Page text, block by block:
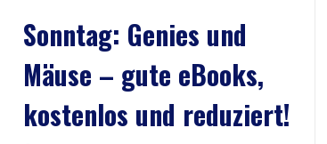
Sonntag: Genies und
Mäuse – gute eBooks,
kostenlos und reduziert!